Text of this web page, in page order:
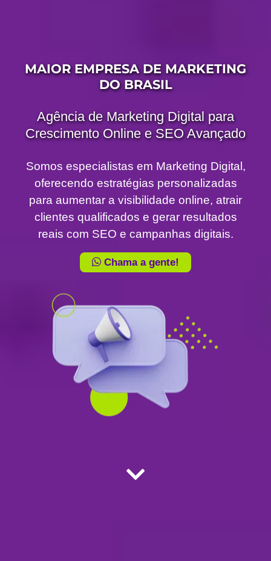
MAIOR EMPRESA DE MARKETING
DO BRASIL
Agência de Marketing Digital para
Crescimento Online e SEO Avançado
Somos especialistas em Marketing Digital,
oferecendo estratégias personalizadas
para aumentar a visibilidade online, atrair
clientes qualificados e gerar resultados
reais com SEO e campanhas digitais.
Chama a gente!